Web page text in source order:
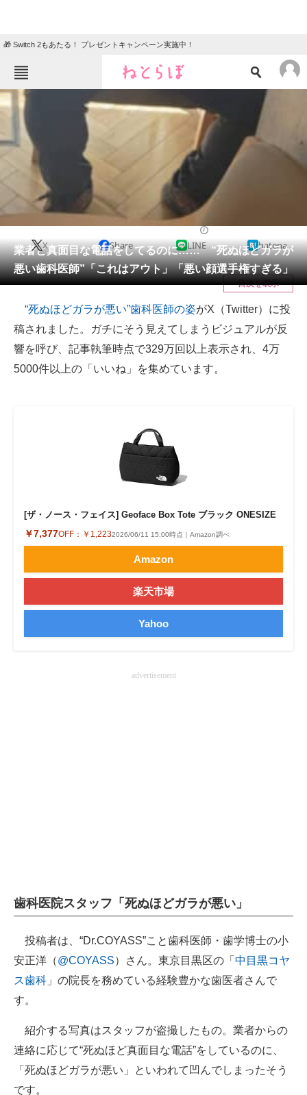
🎁 Switch 2もあたる！ プレゼントキャンペーン実施中！
ねとらぼメニュー
ニュース
エンタメ
住まい
リサーチ
会員記事
メディア
注目記事を集めた総合ページ
ITの今と未来を見通す
スマホと通信の最新トレンド
ビジネスと働き方のヒント
企業ITのトレンドを詳説
マーケ×ITの今がよく分かる
業者と真面目な電話をしてるのに…… “死ぬほどガラが
悪い歯科医師”「これはアウト」「悪い顔選手権すぎる」
X Share LINE hatena
目次を表示
“死ぬほどガラが悪い”歯科医師の姿がX（Twitter）に投
稿されました。ガチにそう見えてしまうビジュアルが反
響を呼び、記事執筆時点で329万回以上表示され、4万
5000件以上の「いいね」を集めています。
[ザ・ノース・フェイス] Geoface Box Tote ブラック ONESIZE
￥7,377OFF： ￥1,2232026/06/11 15:00時点｜Amazon調べ
Amazon
楽天市場
Yahoo
advertisement
歯科医院スタッフ「死ぬほどガラが悪い」
投稿者は、“Dr.COYASS”こと歯科医師・歯学博士の小
安正洋（@COYASS）さん。東京目黒区の「 中目黒コヤ
ス歯科 」の院長を務めている経験豊かな歯医者さんで
す。
紹介する写真はスタッフが盗撮したもの。業者からの
連絡に応じて“死ぬほど真面目な電話”をしているのに、
「死ぬほどガラが悪い」といわれて凹んでしまったそう
です。